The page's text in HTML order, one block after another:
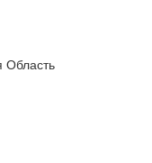
Область